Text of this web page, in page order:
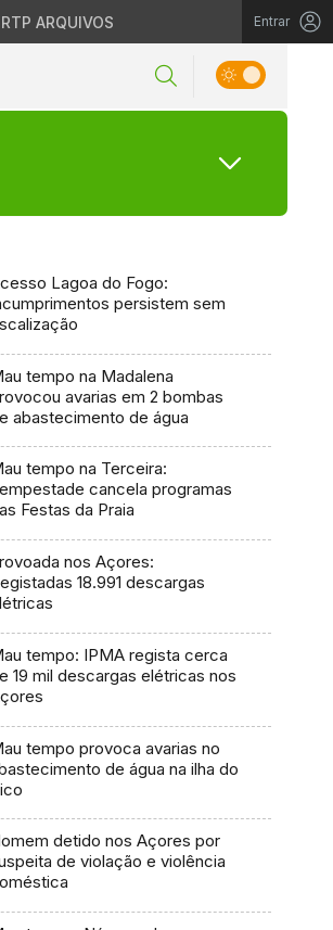
RTP ARQUIVOS Entrar
Lagoa do Fogo:
persistem sem
tempo na Madalena
avarias em 2 bombas
abastecimento de água
tempo na Terceira:
cancela programas
Festas da Praia
nos Açores:
18.991 descargas
tempo: IPMA regista cerca
19 mil descargas elétricas nos
tempo provoca avarias no
de água na ilha do
detido nos Açores por
de violação e violência